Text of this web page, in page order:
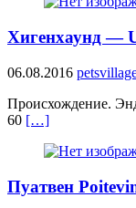
Хигенхаунд —
06.08.2016
Происхождение.
60 […]
Пуатвен